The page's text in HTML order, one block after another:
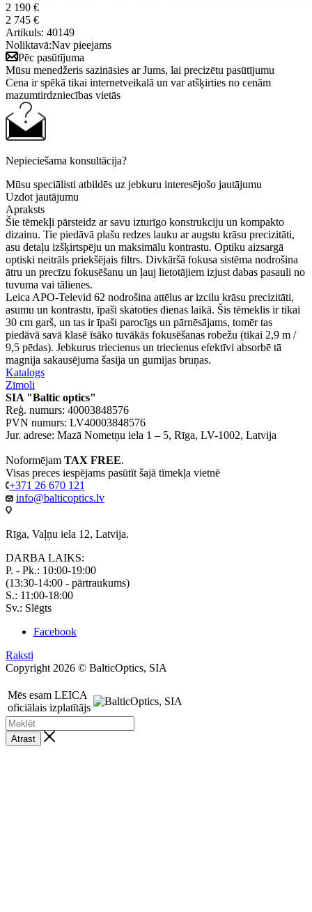
2 190 €
2 745 €
Artikuls: 40149
Noliktavā:Nav pieejams
Pēc pasūtījuma
Mūsu menedžeris sazināsies ar Jums, lai precizētu pasūtījumu
Cena ir spēkā tikai internetveikalā un var atšķirties no cenām
mazumtirdzniecības vietās
Nepieciešama konsultācija?
Mūsu speciālisti atbildēs uz jebkuru interesējošo jautājumu
Uzdot jautājumu
Apraksts
Šie tēmekļi pārsteidz ar savu izturīgo konstrukciju un kompakto
dizainu. Tie piedāvā plašu redzes lauku ar augstu krāsu precizitāti,
asu detaļu izšķirtspēju un maksimālu kontrastu. Optiku aizsargā
optiski neitrāls priekšējais filtrs. Divkāršā fokusa sistēma nodrošina
ātru un precīzu fokusēšanu un ļauj lietotājiem izjust dabas pasauli no
tuvuma vai tālienes.
Leica APO-Televid 62 nodrošina attēlus ar izcilu krāsu precizitāti,
asumu un kontrastu, īpaši skatoties dienas laikā. Šis tēmeklis ir tikai
30 cm garš, un tas ir īpaši parocīgs un pārnēsājams, tomēr tas
piedāvā savā klasē īsāko tuvākās fokusēšanas robežu (tikai 2,9 m /
9,5 pēdas). Jebkurus triecienus un triecienus efektīvi absorbē tā
magnija sakausējuma šasija un gumijas bruņas.
Katalogs
Zīmoli
SIA "Baltic optics"
Reģ. numurs: 40003848576
PVN numurs: LV40003848576
Jur. adrese: Mazā Nometņu iela 1 – 5, Rīga, LV-1002, Latvija
Noformējam TAX FREE.
Visas preces iespējams pasūtīt šajā tīmekļa vietnē
+371 26 670 121
info@balticoptics.lv
Rīga, Vaļņu iela 12, Latvija.
DARBA LAIKS:
P. - Pk.: 10:00-19:00
(13:30-14:00 - pārtraukums)
S.: 11:00-18:00
Sv.: Slēgts
Facebook
Raksti
Copyright 2026 © BalticOptics, SIA
Mēs esam LEICA
oficiālais izplatītājs
Atrast